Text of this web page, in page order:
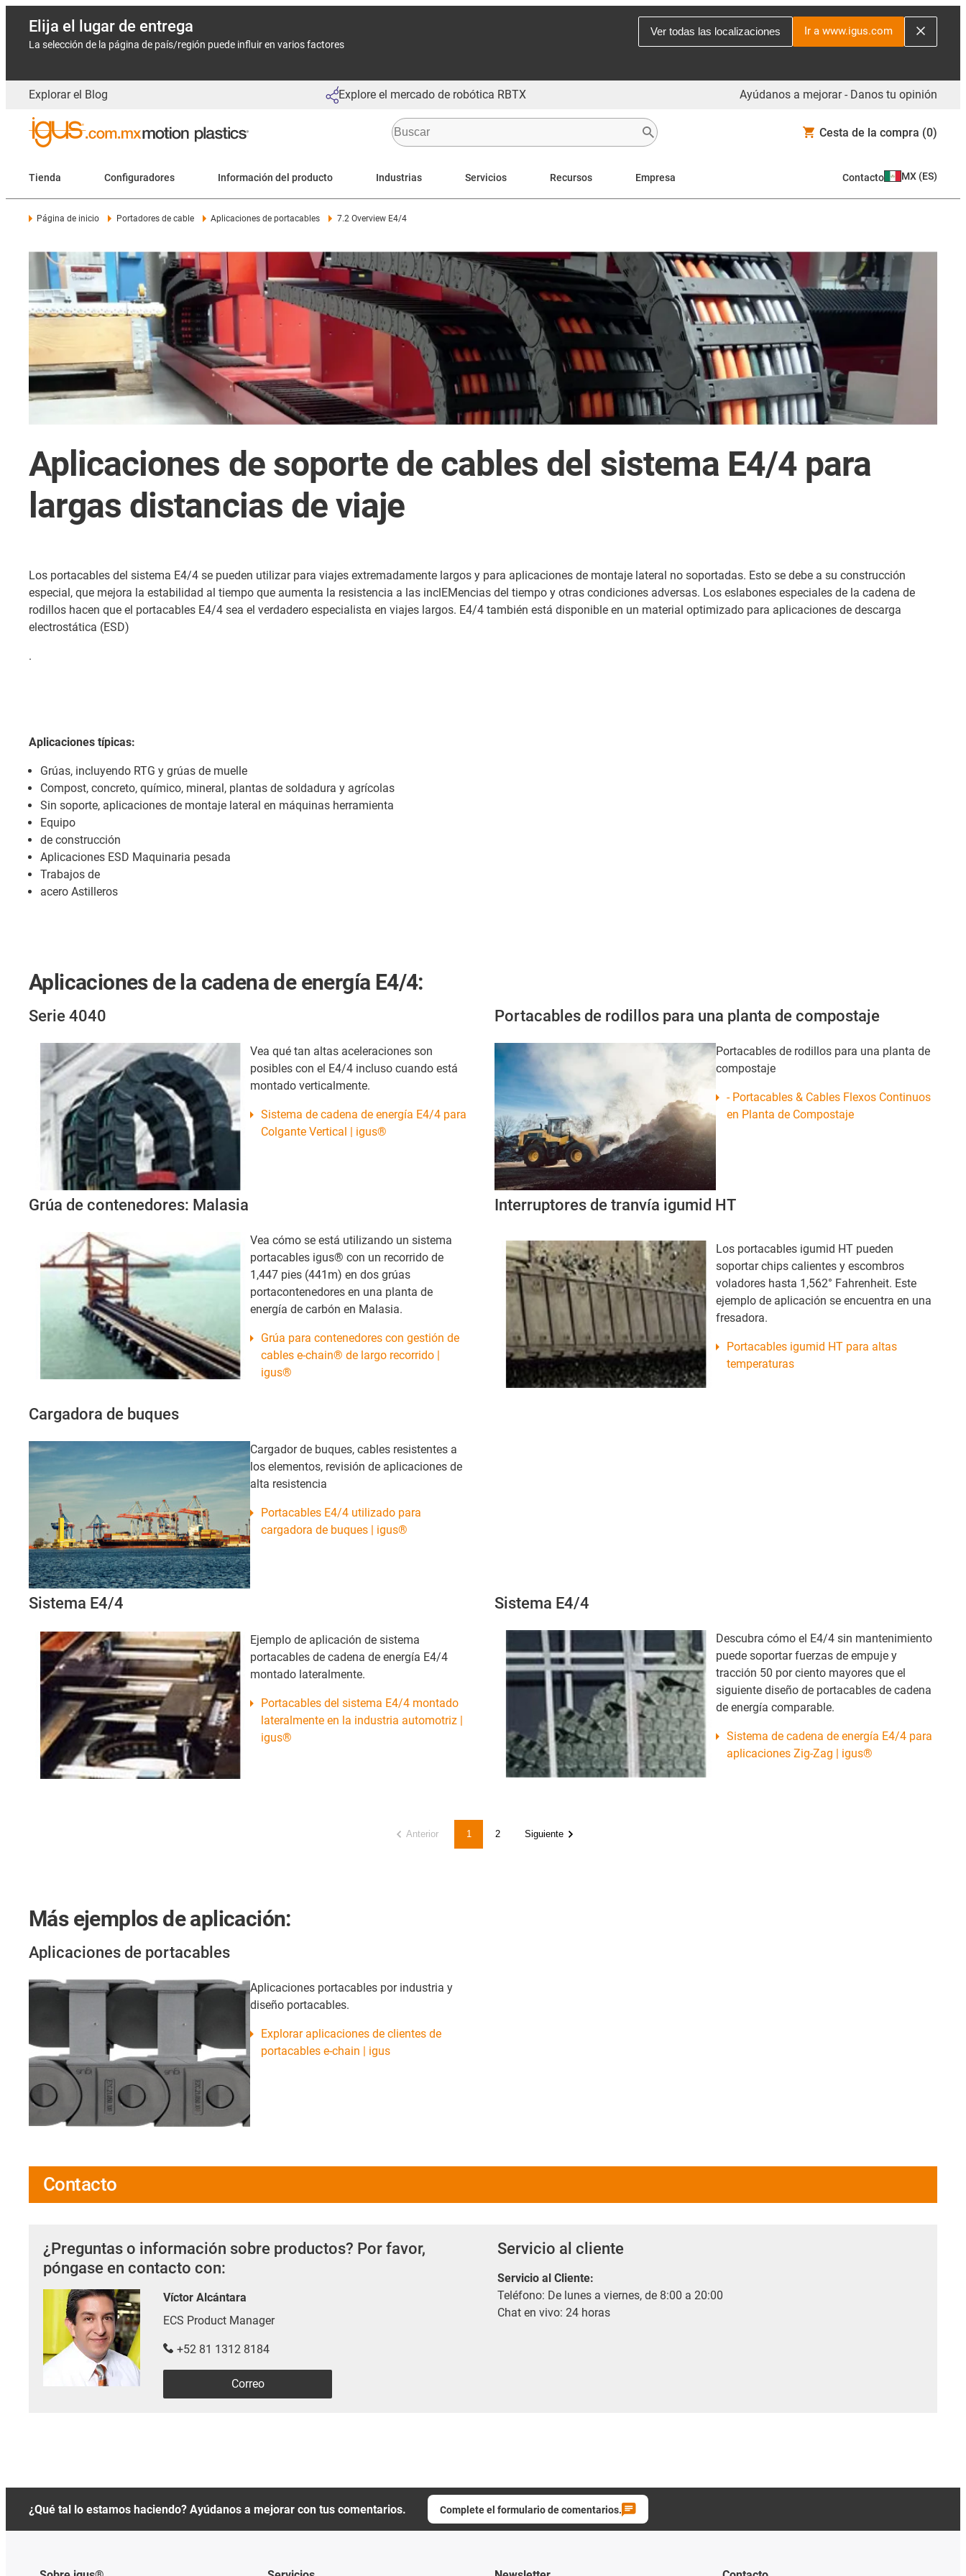
Elija el lugar de entrega
La selección de la página de país/región puede influir en varios factores
Ver todas las localizaciones Ir a www.igus.com
Explorar el Blog Explore el mercado de robótica RBTX Ayúdanos a mejorar - Danos tu opinión
Cesta de la compra (0)
Tienda Configuradores Información del producto Industrias Servicios Recursos Empresa Contacto MX (ES)
Página de inicio Portadores de cable Aplicaciones de portacables 7.2 Overview E4/4
Aplicaciones de soporte de cables del sistema E4/4 para
largas distancias de viaje
Los portacables del sistema E4/4 se pueden utilizar para viajes extremadamente largos y para aplicaciones de montaje lateral no soportadas. Esto se debe a su construcción
especial, que mejora la estabilidad al tiempo que aumenta la resistencia a las inclEMencias del tiempo y otras condiciones adversas. Los eslabones especiales de la cadena de
rodillos hacen que el portacables E4/4 sea el verdadero especialista en viajes largos. E4/4 también está disponible en un material optimizado para aplicaciones de descarga
electrostática (ESD)
.
Aplicaciones típicas:
Grúas, incluyendo RTG y grúas de muelle
Compost, concreto, químico, mineral, plantas de soldadura y agrícolas
Sin soporte, aplicaciones de montaje lateral en máquinas herramienta
Equipo
de construcción
Aplicaciones ESD Maquinaria pesada
Trabajos de
acero Astilleros
Aplicaciones de la cadena de energía E4/4:
Serie 4040
Vea qué tan altas aceleraciones son
posibles con el E4/4 incluso cuando está
montado verticalmente.
Sistema de cadena de energía E4/4 para
Colgante Vertical | igus®
Portacables de rodillos para una planta de compostaje
Portacables de rodillos para una planta de
compostaje
- Portacables & Cables Flexos Continuos
en Planta de Compostaje
Grúa de contenedores: Malasia
Vea cómo se está utilizando un sistema
portacables igus® con un recorrido de
1,447 pies (441m) en dos grúas
portacontenedores en una planta de
energía de carbón en Malasia.
Grúa para contenedores con gestión de
cables e-chain® de largo recorrido |
igus®
Interruptores de tranvía igumid HT
Los portacables igumid HT pueden
soportar chips calientes y escombros
voladores hasta 1,562° Fahrenheit. Este
ejemplo de aplicación se encuentra en una
fresadora.
Portacables igumid HT para altas
temperaturas
Cargadora de buques
Cargador de buques, cables resistentes a
los elementos, revisión de aplicaciones de
alta resistencia
Portacables E4/4 utilizado para
cargadora de buques | igus®
Sistema E4/4
Ejemplo de aplicación de sistema
portacables de cadena de energía E4/4
montado lateralmente.
Portacables del sistema E4/4 montado
lateralmente en la industria automotriz |
igus®
Sistema E4/4
Descubra cómo el E4/4 sin mantenimiento
puede soportar fuerzas de empuje y
tracción 50 por ciento mayores que el
siguiente diseño de portacables de cadena
de energía comparable.
Sistema de cadena de energía E4/4 para
aplicaciones Zig-Zag | igus®
Anterior 1 2 Siguiente
Más ejemplos de aplicación:
Aplicaciones de portacables
Aplicaciones portacables por industria y
diseño portacables.
Explorar aplicaciones de clientes de
portacables e-chain | igus
Contacto
¿Preguntas o información sobre productos? Por favor,
póngase en contacto con:
Víctor Alcántara
ECS Product Manager
+52 81 1312 8184
Correo
Servicio al cliente
Servicio al Cliente:
Teléfono: De lunes a viernes, de 8:00 a 20:00
Chat en vivo: 24 horas
¿Qué tal lo estamos haciendo? Ayúdanos a mejorar con tus comentarios. Complete el formulario de comentarios.